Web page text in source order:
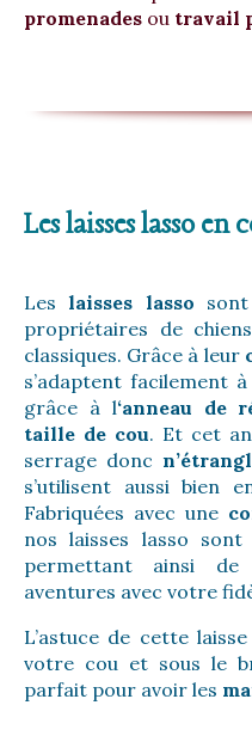
promenades ou travail
Les laisses lasso
Leslaisses lasso
propriétaires de
classiques. Grâce à leur
s’adaptent facilement à
grâce à l‘anneau de
taille de cou. Et cet
serrage donc
s’utilisent aussi bien
Fabriquées avec une
nos laisses lasso
permettant ainsi de
aventures avec votre
L’astuce de cette
votre cou et sous le
parfait pour avoir les